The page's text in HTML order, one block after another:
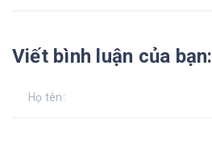
Viết bình luận của bạn: